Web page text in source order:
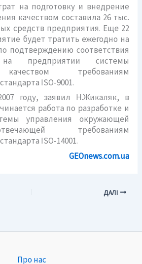
на подготовку и внедрение
качеством составила 26 тыс.
средств предприятия. Еще 22
будет тратить ежегодно на
подтверждению соответствия
предприятии системы
требованиям
ISO-9001.
году, заявил Н.Жикаляк, в
работа по разработке и
управления окружающей
требованиям
ISO-14001.
GEOnews.com.ua
ДАЛІ
Про нас